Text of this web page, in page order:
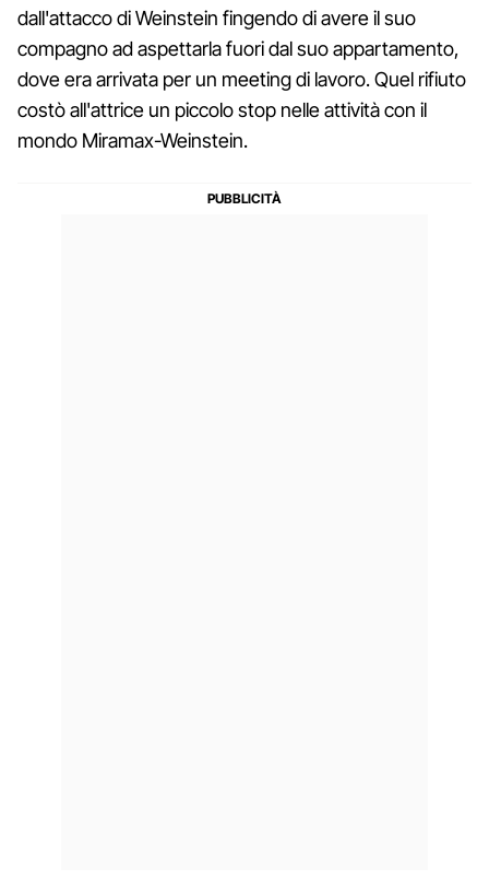
dall'attacco di Weinstein fingendo di avere il suo
compagno ad aspettarla fuori dal suo appartamento,
dove era arrivata per un meeting di lavoro. Quel rifiuto
costò all'attrice un piccolo stop nelle attività con il
mondo Miramax-Weinstein.